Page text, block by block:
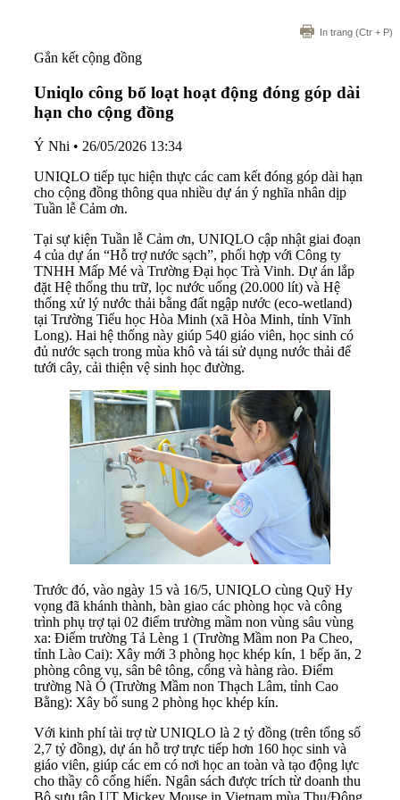
In trang (Ctr + P)
Gắn kết cộng đồng
Uniqlo công bố loạt hoạt động đóng góp dài
hạn cho cộng đồng
Ý Nhi • 26/05/2026 13:34
UNIQLO tiếp tục hiện thực các cam kết đóng góp dài hạn
cho cộng đồng thông qua nhiều dự án ý nghĩa nhân dịp
Tuần lễ Cảm ơn.
Tại sự kiện Tuần lễ Cảm ơn, UNIQLO cập nhật giai đoạn
4 của dự án “Hỗ trợ nước sạch”, phối hợp với Công ty
TNHH Mấp Mé và Trường Đại học Trà Vinh. Dự án lắp
đặt Hệ thống thu trữ, lọc nước uống (20.000 lít) và Hệ
thống xử lý nước thải bằng đất ngập nước (eco-wetland)
tại Trường Tiểu học Hòa Minh (xã Hòa Minh, tỉnh Vĩnh
Long). Hai hệ thống này giúp 540 giáo viên, học sinh có
đủ nước sạch trong mùa khô và tái sử dụng nước thải để
tưới cây, cải thiện vệ sinh học đường.
Trước đó, vào ngày 15 và 16/5, UNIQLO cùng Quỹ Hy
vọng đã khánh thành, bàn giao các phòng học và công
trình phụ trợ tại 02 điểm trường mầm non vùng sâu vùng
xa: Điểm trường Tả Lèng 1 (Trường Mầm non Pa Cheo,
tỉnh Lào Cai): Xây mới 3 phòng học khép kín, 1 bếp ăn, 2
phòng công vụ, sân bê tông, cổng và hàng rào. Điểm
trường Nà Ó (Trường Mầm non Thạch Lâm, tỉnh Cao
Bằng): Xây bổ sung 2 phòng học khép kín.
Với kinh phí tài trợ từ UNIQLO là 2 tỷ đồng (trên tổng số
2,7 tỷ đồng), dự án hỗ trợ trực tiếp hơn 160 học sinh và
giáo viên, giúp các em có nơi học an toàn và tạo động lực
cho thầy cô cống hiến. Ngân sách được trích từ doanh thu
Bộ sưu tập UT Mickey Mouse in Vietnam mùa Thu/Đông